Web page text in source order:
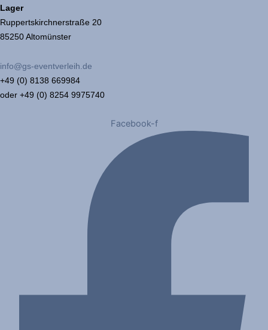
Lager
Ruppertskirchnerstraße 20
85250 Altomünster
info@gs-eventverleih.de
+49 (0) 8138 669984
oder +49 (0) 8254 9975740
Facebook-f